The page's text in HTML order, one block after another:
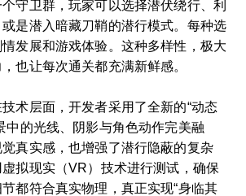
守卫群，玩家可以选择潜伏绕行、利
是潜入暗藏刀鞘的潜行模式。每种选
发展和游戏体验。这种多样性，极大
也让每次通关都充满新鲜感。
术层面，开发者采用了全新的“动态
中的光线、阴影与角色动作完美融
真实感，也增强了潜行隐蔽的复杂
拟现实（VR）技术进行测试，确保
都符合真实物理，真正实现“身临其